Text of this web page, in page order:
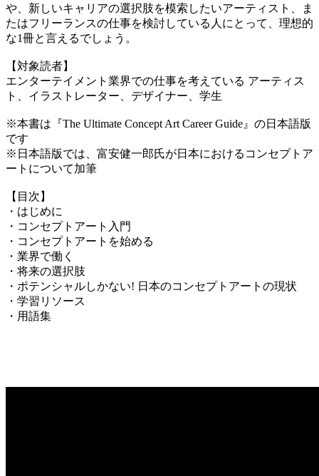
や、新しいキャリアの選択肢を模索したいアーティスト、ま
たはフリーランスの仕事を検討している人にとって、理想的
な1冊と言えるでしょう。
【対象読者】
エンターテイメント業界での仕事を考えている アーティス
ト、イラストレーター、デザイナー、学生
※本書は『The Ultimate Concept Art Career Guide』の日本語版
です
※日本語版では、富安健一郎氏が日本におけるコンセプトア
ートについて加筆
【目次】
・はじめに
・コンセプトアート入門
・コンセプトアートを始める
・業界で働く
・将来の選択肢
・ポテンシャルしかない! 日本のコンセプトアートの現状
・学習リソース
・用語集